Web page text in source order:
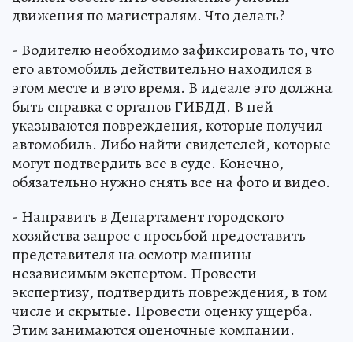
движения по магистралям. Что делать?
- Водителю необходимо зафиксировать то, что
его автомобиль действительно находился в
этом месте и в это время. В идеале это должна
быть справка с органов ГИБДД. В ней
указываются повреждения, которые получил
автомобиль. Либо найти свидетелей, которые
могут подтвердить все в суде. Конечно,
обязательно нужно снять все на фото и видео.
- Направить в Департамент городского
хозяйства запрос с просьбой предоставить
представителя на осмотр машины
независимым экспертом. Провести
экспертизу, подтвердить повреждения, в том
числе и скрытые. Провести оценку ущерба.
Этим занимаются оценочные компании.